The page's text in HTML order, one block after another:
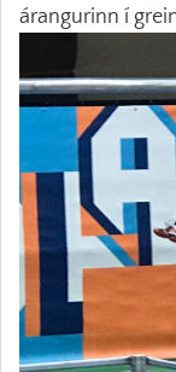
árangurinn í